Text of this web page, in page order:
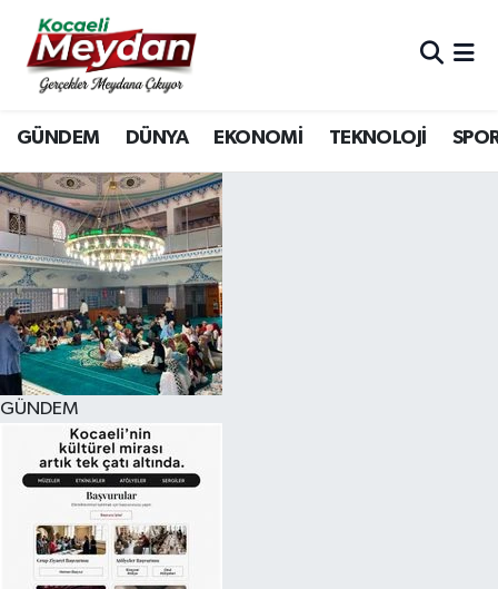
GÜNDEM DÜNYA EKONOMİ TEKNOLOJİ
GÜNDEM
Nöbetçi Eczaneler
Hava Durumu
Trafik Durumu
Süper Lig Puan Durumu ve Fikstür
Tüm Manşetler
Son Dakika Haberleri
Haber Arşivi